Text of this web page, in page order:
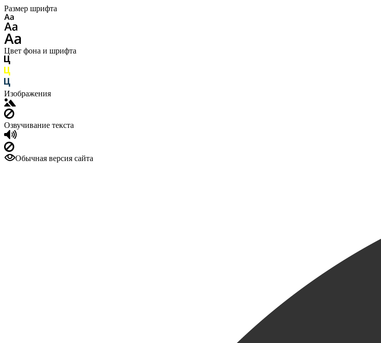
Размер шрифта
Цвет фона и шрифта
Изображения
Озвучивание текста
Обычная версия сайта